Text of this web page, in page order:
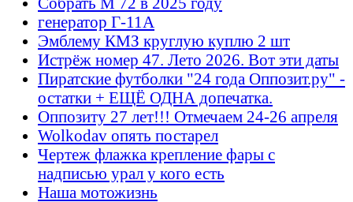
генератор Г-11А
Эмблему КМЗ круглую куплю 2 шт
Истрёж номер 47. Лето 2026. Вот эти даты
Пиратские футболки "24 года Оппозит.ру" -
остатки + ЕЩЁ ОДНА допечатка.
Оппозиту 27 лет!!! Отмечаем 24-26 апреля
Wolkodav опять постарел
Чертеж флажка крепление фары с
надписью урал у кого есть
Наша мотожизнь